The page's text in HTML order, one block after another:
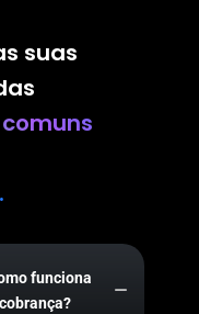
suas
funciona